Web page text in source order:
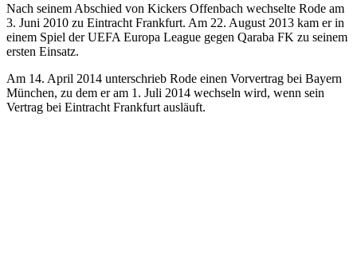
Nach seinem Abschied von Kickers Offenbach wechselte Rode am
3. Juni 2010 zu Eintracht Frankfurt. Am 22. August 2013 kam er in
einem Spiel der UEFA Europa League gegen Qaraba FK zu seinem
ersten Einsatz.
Am 14. April 2014 unterschrieb Rode einen Vorvertrag bei Bayern
München, zu dem er am 1. Juli 2014 wechseln wird, wenn sein
Vertrag bei Eintracht Frankfurt ausläuft.